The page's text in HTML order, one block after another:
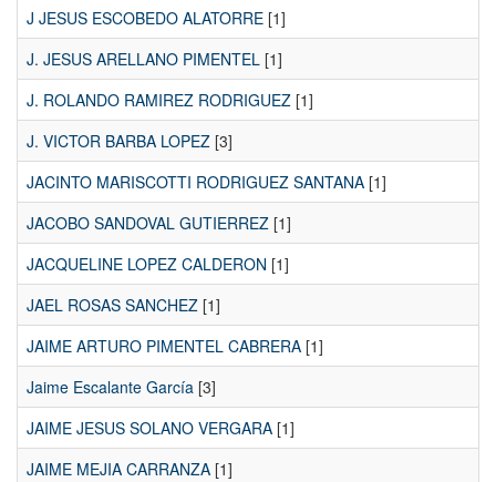
J JESUS ESCOBEDO ALATORRE [1]
J. JESUS ARELLANO PIMENTEL [1]
J. ROLANDO RAMIREZ RODRIGUEZ [1]
J. VICTOR BARBA LOPEZ [3]
JACINTO MARISCOTTI RODRIGUEZ SANTANA [1]
JACOBO SANDOVAL GUTIERREZ [1]
JACQUELINE LOPEZ CALDERON [1]
JAEL ROSAS SANCHEZ [1]
JAIME ARTURO PIMENTEL CABRERA [1]
Jaime Escalante García [3]
JAIME JESUS SOLANO VERGARA [1]
JAIME MEJIA CARRANZA [1]